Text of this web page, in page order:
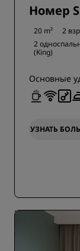
Номер
20 m²
2
2
(King)
Основные
УЗНАТЬ